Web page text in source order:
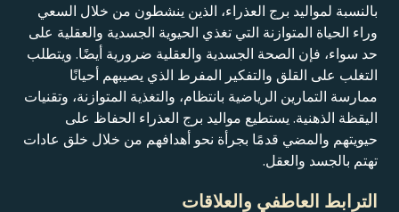
بالنسبة لمواليد برج العذراء، الذين ينشطون من خلال السعي
وراء الحياة المتوازنة التي تغذي الحيوية الجسدية والعقلية على
حد سواء، فإن الصحة الجسدية والعقلية ضرورية أيضًا. ويتطلب
التغلب على القلق والتفكير المفرط الذي يصيبهم أحيانًا
ممارسة التمارين الرياضية بانتظام، والتغذية المتوازنة، وتقنيات
اليقظة الذهنية. يستطيع مواليد برج العذراء الحفاظ على
حيويتهم والمضي قدمًا بجرأة نحو أهدافهم من خلال خلق عادات
تهتم بالجسد والعقل.
الترابط العاطفي والعلاقات